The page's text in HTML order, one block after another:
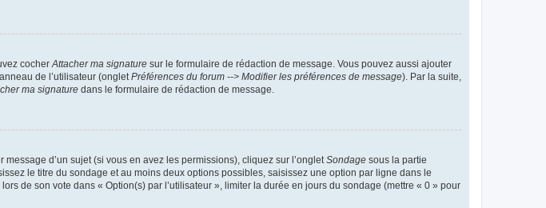
cocher Attacher ma signature sur le formulaire de rédaction de message. Vous pouvez aussi ajouter
de l’utilisateur (onglet Préférences du forum --> Modifier les préférences de message). Par la suite,
ma signature dans le formulaire de rédaction de message.
d’un sujet (si vous en avez les permissions), cliquez sur l’onglet Sondage sous la partie
le titre du sondage et au moins deux options possibles, saisissez une option par ligne dans le
de son vote dans « Option(s) par l’utilisateur », limiter la durée en jours du sondage (mettre « 0 » pour